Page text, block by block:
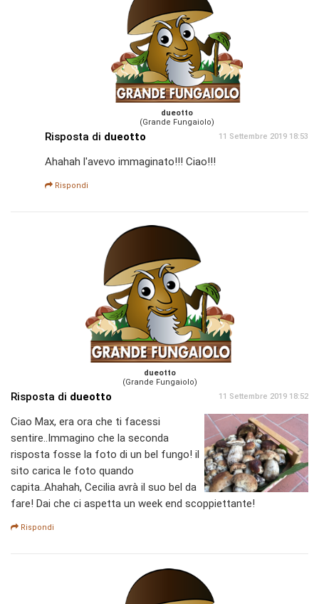
dueotto
(Grande Fungaiolo)
Risposta di dueotto 11 Settembre 2019 18:53
Ahahah l'avevo immaginato!!! Ciao!!!
Rispondi
dueotto
(Grande Fungaiolo)
Risposta di dueotto 11 Settembre 2019 18:52
Ciao Max, era ora che ti facessi
sentire..Immagino che la seconda
risposta fosse la foto di un bel fungo! il
sito carica le foto quando
capita..Ahahah, Cecilia avrà il suo bel da
fare! Dai che ci aspetta un week end scoppiettante!
Rispondi